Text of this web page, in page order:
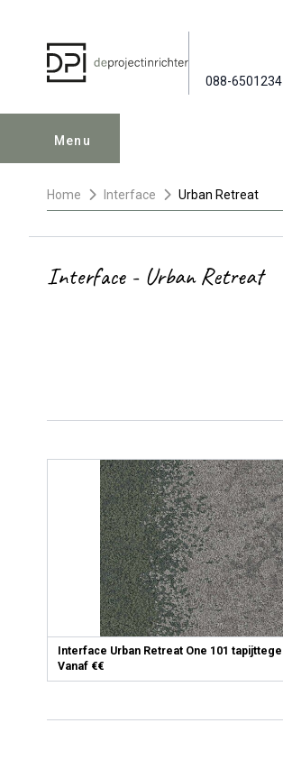
088-6501234
Menu
Home Interface Urban Retreat
Interface - Urban Retreat
Interface Urban Retreat One 101 tapijttegel
Vanaf €€